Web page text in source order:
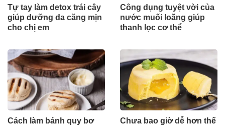
Tự tay làm detox trái cây
giúp dưỡng da căng mịn
cho chị em
Công dụng tuyệt vời của
nước muối loãng giúp
thanh lọc cơ thể
Cách làm bánh quy bơ
Chưa bao giờ dễ hơn thế